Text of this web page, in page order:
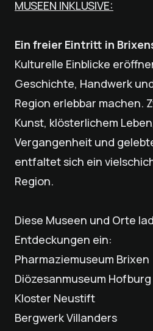
MUSEEN INKLUSIVE:
Ein freier Eintritt in
Kulturelle Einblicke
Geschichte, Handwerk
Region erlebbar machen.
Kunst, klösterlichem
Vergangenheit und
entfaltet sich ein
Region.
Diese Museen und Orte
Entdeckungen ein:
Pharmaziemuseum Brixen
Diözesanmuseum
Kloster Neustift
Bergwerk Villanders